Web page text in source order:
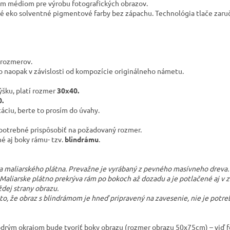
médiom pre výrobu fotografických obrazov.
solventné pigmentové farby bez zápachu. Technológia tlače
naopak v závislosti od kompozície originálneho námetu.
platí rozmer30x40.
berte to prosím do úvahy.
prispôsobiť na požadovaný rozmer.
aj boky rámu- tzv. blindrámu.
plátna. Prevažne je vyrábaný z pevného masívneho
plátno prekrýva rám po bokoch až dozadu a je potlačené aj v
strany obrazu.
že obraz s blindrámom je hneď pripravený na zavesenie, nie je
okrajom bude tvoriť boky obrazu (rozmer obrazu 50x75cm) – viď